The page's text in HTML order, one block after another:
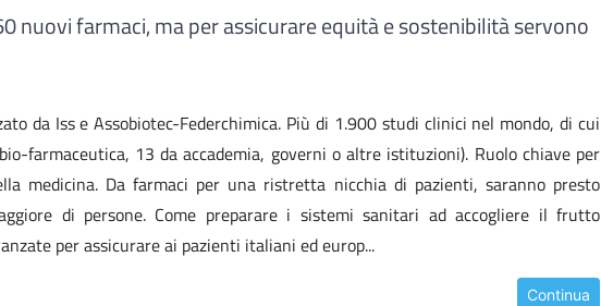
nuovi farmaci, ma per assicurare equità e sostenibilità servono
da Iss e Assobiotec-Federchimica. Più di 1.900 studi clinici nel mondo, di cui
farmaceutica, 13 da accademia, governi o altre istituzioni). Ruolo chiave per
medicina. Da farmaci per una ristretta nicchia di pazienti, saranno presto
di persone. Come preparare i sistemi sanitari ad accogliere il frutto
per assicurare ai pazienti italiani ed europ...
Continua